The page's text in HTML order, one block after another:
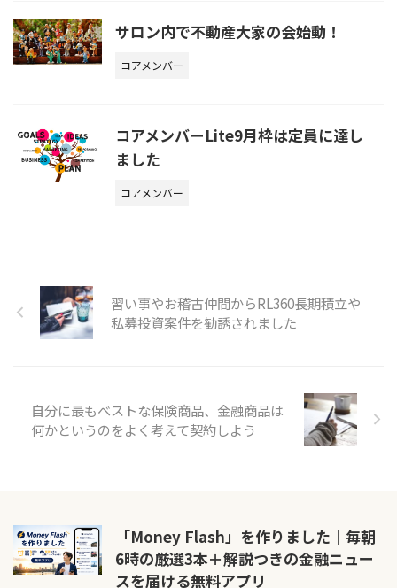
サロン内で不動産大家の会始動！
コアメンバー
コアメンバーLite9月枠は定員に達し
ました
コアメンバー
習い事やお稽古仲間からRL360長期積立や
私募投資案件を勧誘されました
自分に最もベストな保険商品、金融商品は
何かというのをよく考えて契約しよう
「Money Flash」を作りました｜毎朝
6時の厳選3本＋解説つきの金融ニュー
スを届ける無料アプリ